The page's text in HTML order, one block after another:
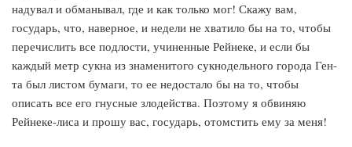
надувал и обманывал, где и как только мог! Скажу вам,
государь, что, наверное, и недели не хватило бы на то, чтобы
перечислить все подлости, учиненные Рейнеке, и если бы
каждый метр сукна из знаменитого сукнодельного города Ген-
та был листом бумаги, то ее недостало бы на то, чтобы
описать все его гнусные злодейства. Поэтому я обвиняю
Рейнеке-лиса и прошу вас, государь, отомстить ему за меня!